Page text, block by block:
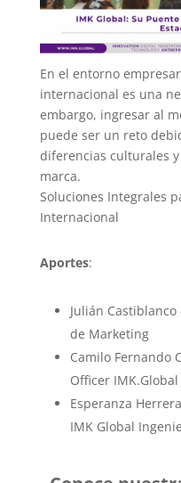
En el entorno
internacional es una
embargo, ingresar al
puede ser un reto
diferencias culturales
marca.
Soluciones Integrales
Internacional
Aportes:
Julián
de Marketing
Camilo Fernando
Officer IMK.Global
Esperanza
IMK Global